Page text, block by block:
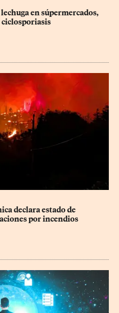
en súpermercados,
declara estado de
por incendios